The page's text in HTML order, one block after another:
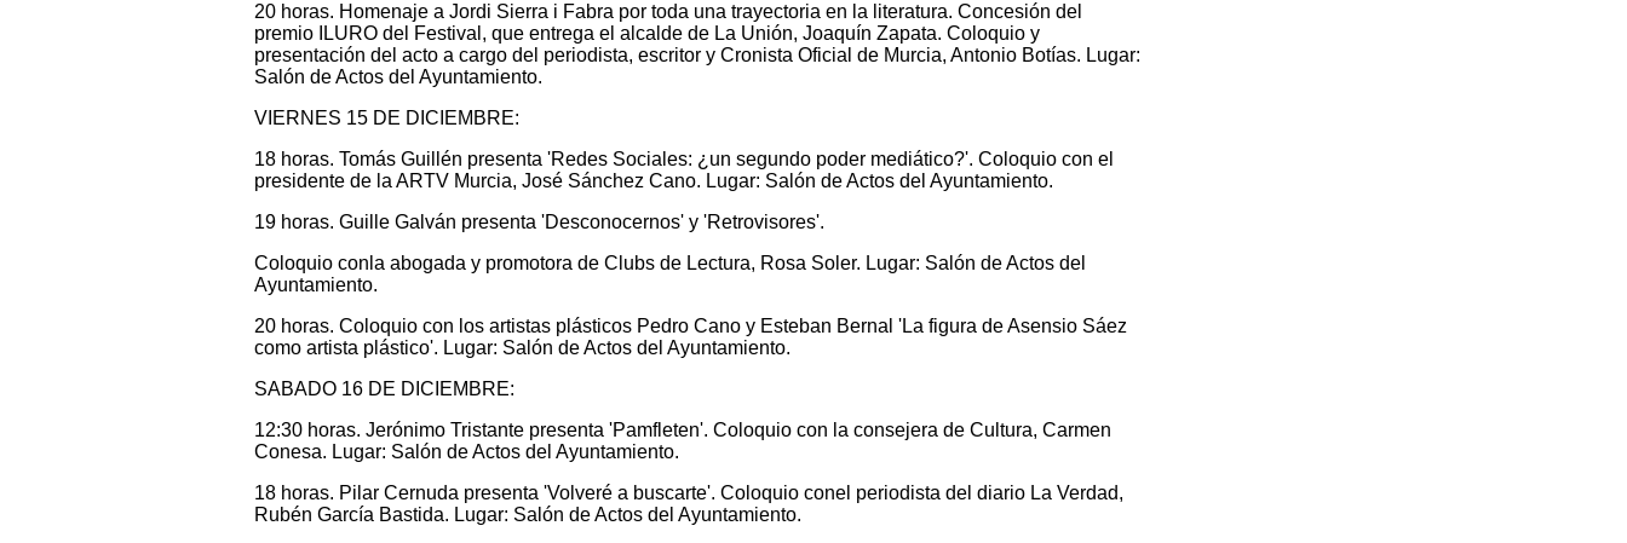
20 horas. Homenaje a Jordi Sierra i Fabra por toda una trayectoria en la literatura. Concesión del
premio ILURO del Festival, que entrega el alcalde de La Unión, Joaquín Zapata. Coloquio y
presentación del acto a cargo del periodista, escritor y Cronista Oficial de Murcia, Antonio Botías. Lugar:
Salón de Actos del Ayuntamiento.
VIERNES 15 DE DICIEMBRE:
18 horas. Tomás Guillén presenta 'Redes Sociales: ¿un segundo poder mediático?'. Coloquio con el
presidente de la ARTV Murcia, José Sánchez Cano. Lugar: Salón de Actos del Ayuntamiento.
19 horas. Guille Galván presenta 'Desconocernos' y 'Retrovisores'.
Coloquio conla abogada y promotora de Clubs de Lectura, Rosa Soler. Lugar: Salón de Actos del
Ayuntamiento.
20 horas. Coloquio con los artistas plásticos Pedro Cano y Esteban Bernal 'La figura de Asensio Sáez
como artista plástico'. Lugar: Salón de Actos del Ayuntamiento.
SABADO 16 DE DICIEMBRE:
12:30 horas. Jerónimo Tristante presenta 'Pamfleten'. Coloquio con la consejera de Cultura, Carmen
Conesa. Lugar: Salón de Actos del Ayuntamiento.
18 horas. Pilar Cernuda presenta 'Volveré a buscarte'. Coloquio conel periodista del diario La Verdad,
Rubén García Bastida. Lugar: Salón de Actos del Ayuntamiento.